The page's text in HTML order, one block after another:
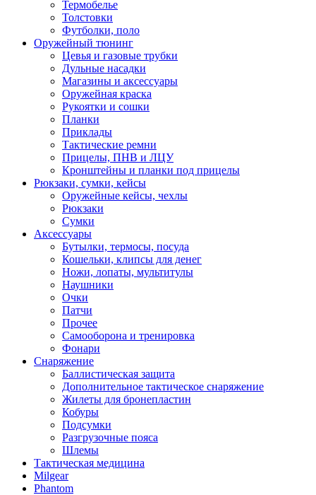
Термобелье
Толстовки
Футболки, поло
Оружейный тюнинг
Цевья и газовые трубки
Дульные насадки
Магазины и аксессуары
Оружейная краска
Рукоятки и сошки
Планки
Приклады
Тактические ремни
Прицелы, ПНВ и ЛЦУ
Кронштейны и планки под прицелы
Рюкзаки, сумки, кейсы
Оружейные кейсы, чехлы
Рюкзаки
Сумки
Аксессуары
Бутылки, термосы, посуда
Кошельки, клипсы для денег
Ножи, лопаты, мультитулы
Наушники
Очки
Патчи
Прочее
Самооборона и тренировка
Фонари
Снаряжение
Баллистическая защита
Дополнительное тактическое снаряжение
Жилеты для бронепластин
Кобуры
Подсумки
Разгрузочные пояса
Шлемы
Тактическая медицина
Milgear
Phantom